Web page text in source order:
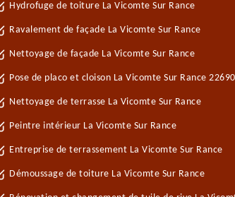
Hydrofuge de toiture La Vicomte Sur Rance
Ravalement de façade La Vicomte Sur Rance
Nettoyage de façade La Vicomte Sur Rance
Pose de placo et cloison La Vicomte Sur Rance 22690
Nettoyage de terrasse La Vicomte Sur Rance
Peintre intérieur La Vicomte Sur Rance
Entreprise de terrassement La Vicomte Sur Rance
Démoussage de toiture La Vicomte Sur Rance